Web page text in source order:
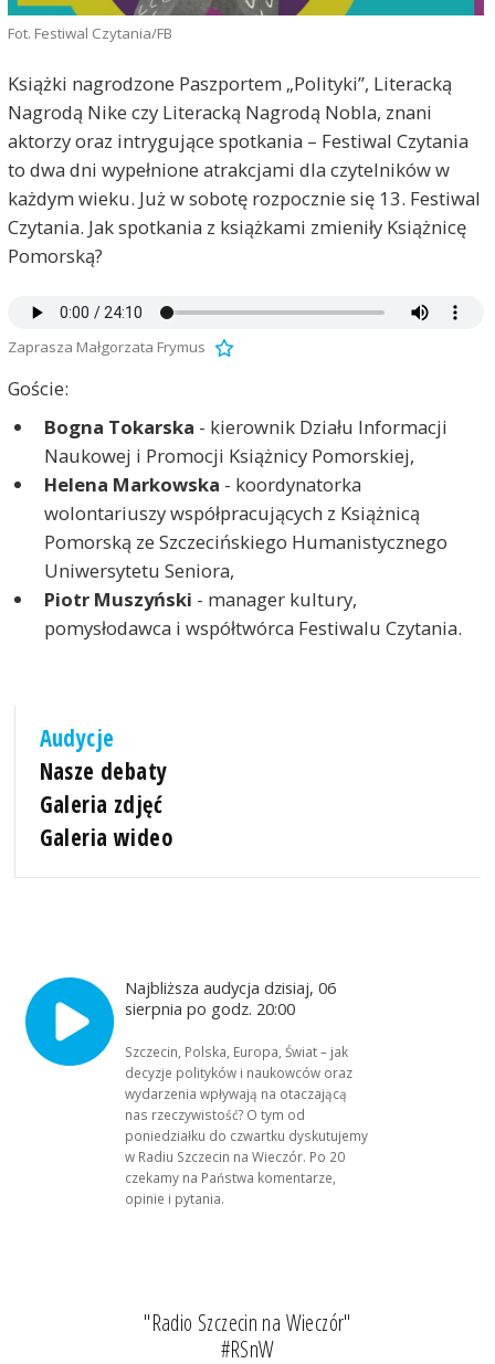
Fot. Festiwal Czytania/FB
Książki nagrodzone Paszportem „Polityki”, Literacką
Nagrodą Nike czy Literacką Nagrodą Nobla, znani
aktorzy oraz intrygujące spotkania – Festiwal Czytania
to dwa dni wypełnione atrakcjami dla czytelników w
każdym wieku. Już w sobotę rozpocznie się 13. Festiwal
Czytania. Jak spotkania z książkami zmieniły Książnicę
Pomorską?
Zaprasza Małgorzata Frymus
Goście:
Bogna Tokarska - kierownik Działu Informacji
Naukowej i Promocji Książnicy Pomorskiej,
Helena Markowska - koordynatorka
wolontariuszy współpracujących z Książnicą
Pomorską ze Szczecińskiego Humanistycznego
Uniwersytetu Seniora,
Piotr Muszyński - manager kultury,
pomysłodawca i współtwórca Festiwalu Czytania.
Audycje
Nasze debaty
Galeria zdjęć
Galeria wideo
Najbliższa audycja dzisiaj, 06
sierpnia po godz. 20:00
Szczecin, Polska, Europa, Świat – jak
decyzje polityków i naukowców oraz
wydarzenia wpływają na otaczającą
nas rzeczywistość? O tym od
poniedziałku do czwartku dyskutujemy
w Radiu Szczecin na Wieczór. Po 20
czekamy na Państwa komentarze,
opinie i pytania.
"Radio Szczecin na Wieczór"
#RSnW